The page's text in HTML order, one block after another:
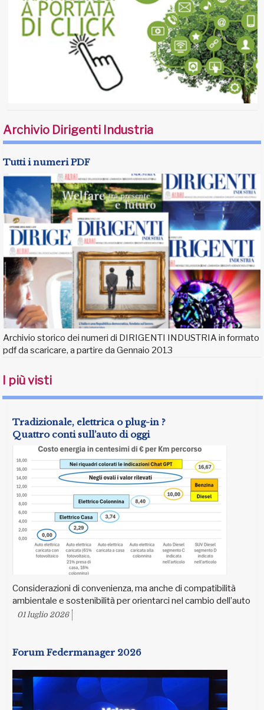
Archivio Dirigenti Industria
Tutti i numeri PDF
Archivio storico dei numeri di DIRIGENTI INDUSTRIA in formato
pdf da scaricare, a partire da Gennaio 2013
I più visti
Tradizionale, elettrica o plug-in ?
Quattro conti sull’auto di oggi
Considerazioni di convenienza, ma anche di compatibilità
ambientale e sostenibilità per orientarci nel cambio dell’auto
01 luglio 2026
Forum Federmanager 2026